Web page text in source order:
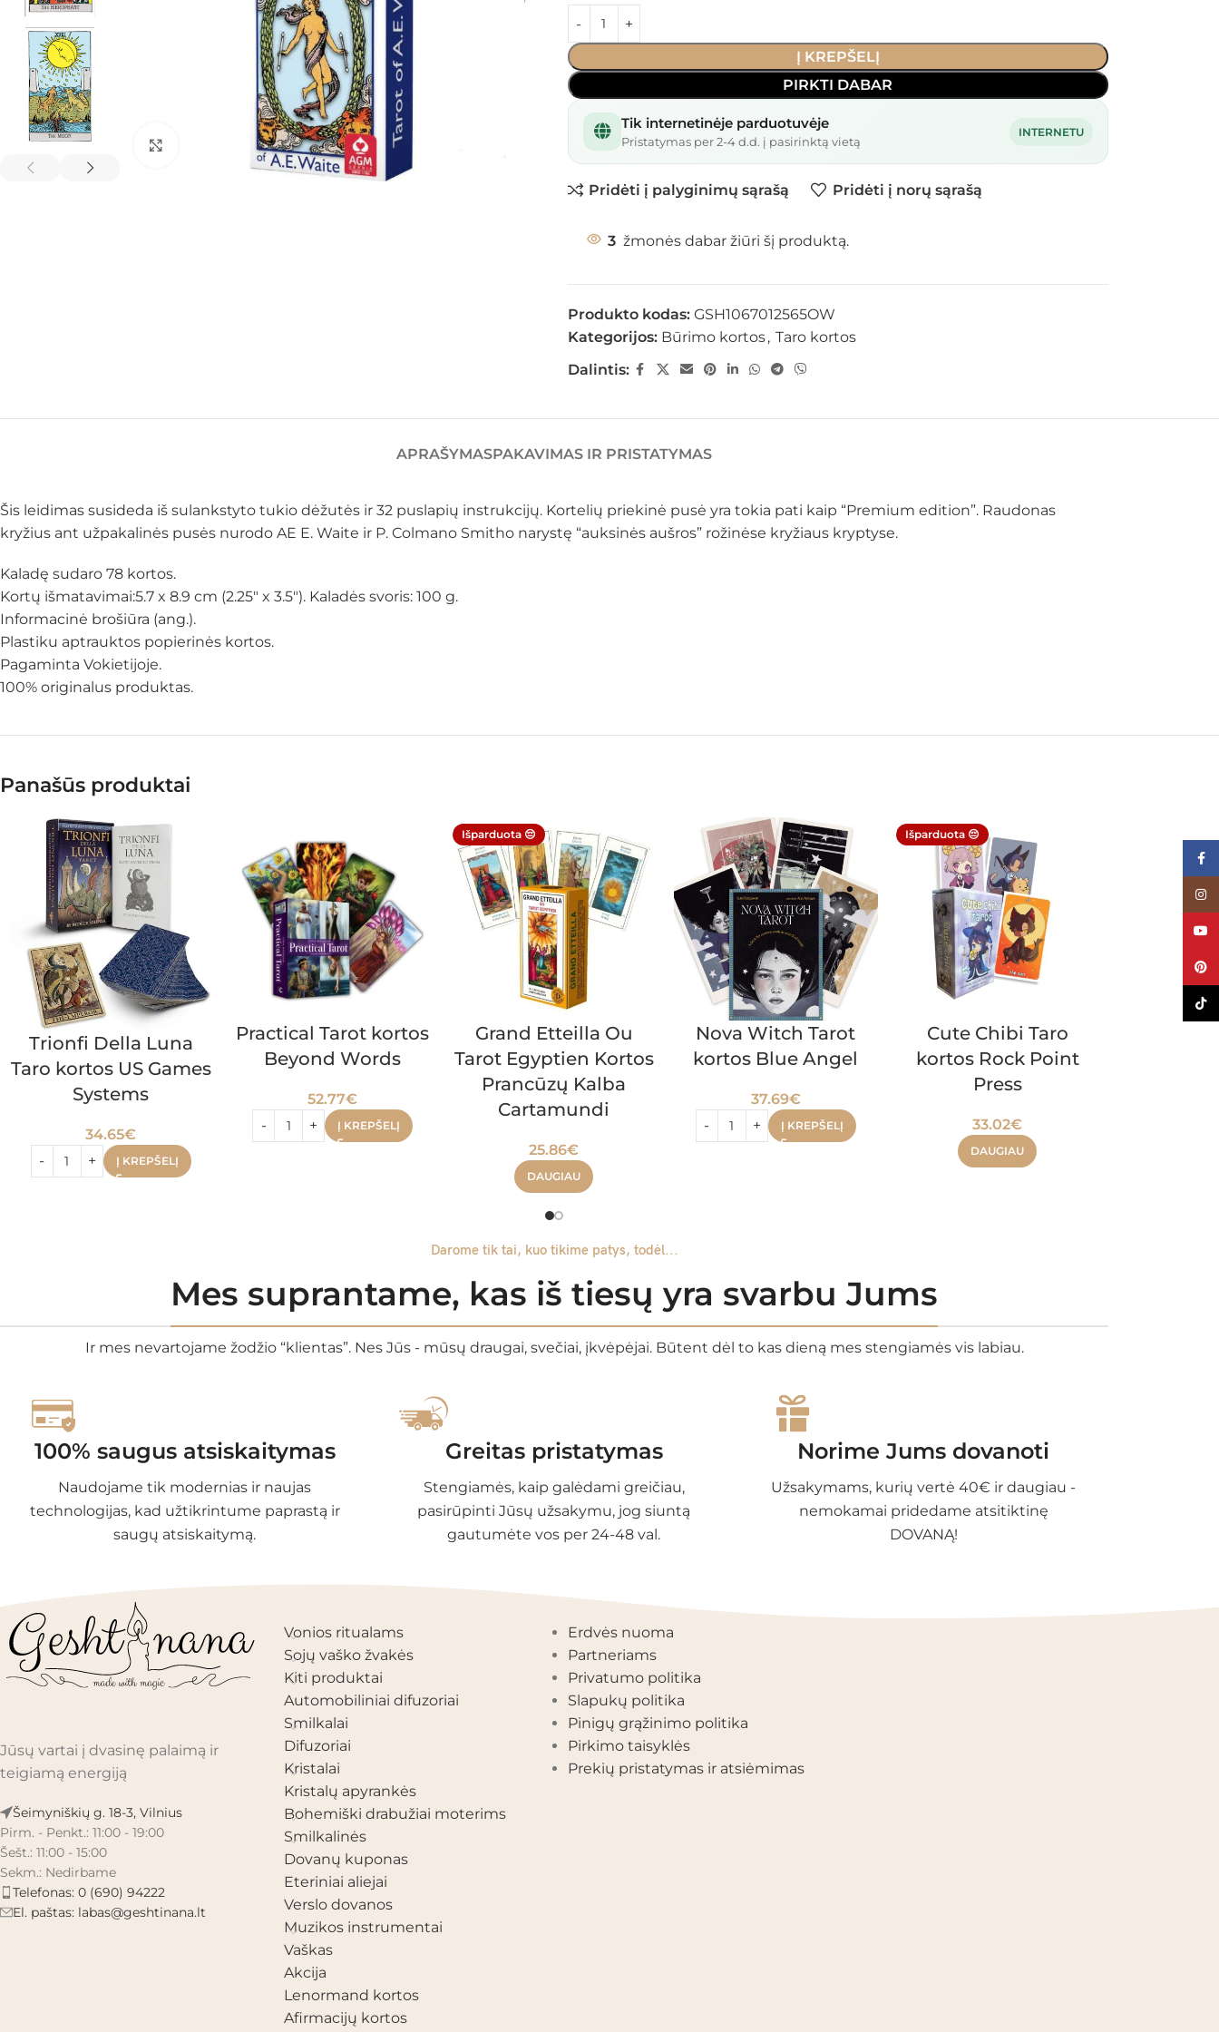
Spustelėkite, kad padidintumėte
Į KREPŠELĮ
PIRKTI DABAR
Tik internetinėje parduotuvėje
Pristatymas per 2-4 d.d. į pasirinktą vietą
INTERNETU
Pridėti į palyginimų sąrašą Pridėti į norų sąrašą
3 žmonės dabar žiūri šį produktą.
Produkto kodas: GSH1067012565OW
Kategorijos: Būrimo kortos, Taro kortos
Dalintis:
APRAŠYMASPAKAVIMAS IR PRISTATYMAS
Šis leidimas susideda iš sulankstyto tukio dėžutės ir 32 puslapių instrukcijų. Kortelių priekinė pusė yra tokia pati kaip “Premium edition”. Raudonas
kryžius ant užpakalinės pusės nurodo AE E. Waite ir P. Colmano Smitho narystę “auksinės aušros” rožinėse kryžiaus kryptyse.
Kaladę sudaro 78 kortos.
Kortų išmatavimai:5.7 x 8.9 cm (2.25″ x 3.5″). Kaladės svoris: 100 g.
Informacinė brošiūra (ang.).
Plastiku aptrauktos popierinės kortos.
Pagaminta Vokietijoje.
100% originalus produktas.
Panašūs produktai
Trionfi Della Luna
Taro kortos US Games
Systems
34.65€
Į KREPŠELĮ
Practical Tarot kortos
Beyond Words
52.77€
Į KREPŠELĮ
Išparduota 😔
Grand Etteilla Ou
Tarot Egyptien Kortos
Prancūzų Kalba
Cartamundi
25.86€
DAUGIAU
Nova Witch Tarot
kortos Blue Angel
37.69€
Į KREPŠELĮ
Išparduota 😔
Cute Chibi Taro
kortos Rock Point
Press
33.02€
DAUGIAU
Darome tik tai, kuo tikime patys, todėl...
Mes suprantame, kas iš tiesų yra svarbu Jums
Ir mes nevartojame žodžio “klientas”. Nes Jūs - mūsų draugai, svečiai, įkvėpėjai. Būtent dėl to kas dieną mes stengiamės vis labiau.
100% saugus atsiskaitymas
Naudojame tik modernias ir naujas
technologijas, kad užtikrintume paprastą ir
saugų atsiskaitymą.
Greitas pristatymas
Stengiamės, kaip galėdami greičiau,
pasirūpinti Jūsų užsakymu, jog siuntą
gautumėte vos per 24-48 val.
Norime Jums dovanoti
Užsakymams, kurių vertė 40€ ir daugiau -
nemokamai pridedame atsitiktinę
DOVANĄ!
Jūsų vartai į dvasinę palaimą ir
teigiamą energiją
Šeimyniškių g. 18-3, Vilnius
Pirm. - Penkt.: 11:00 - 19:00
Šešt.: 11:00 - 15:00
Sekm.: Nedirbame
Telefonas: 0 (690) 94222
El. paštas: labas@geshtinana.lt
PRODUKTŲ KATEGORIJOS
Vonios ritualams
Sojų vaško žvakės
Kiti produktai
Automobiliniai difuzoriai
Smilkalai
Difuzoriai
Kristalai
Kristalų apyrankės
Bohemiški drabužiai moterims
Smilkalinės
Dovanų kuponas
Eteriniai aliejai
Verslo dovanos
Muzikos instrumentai
Vaškas
Akcija
Lenormand kortos
Afirmacijų kortos
Erdvės nuoma
Partneriams
Privatumo politika
Slapukų politika
Pinigų grąžinimo politika
Pirkimo taisyklės
Prekių pristatymas ir atsiėmimas